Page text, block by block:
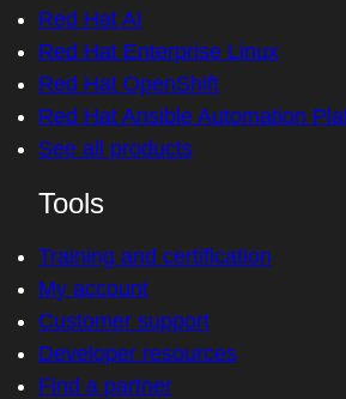
Red Hat AI
Red Hat Enterprise Linux
Red Hat OpenShift
Red Hat Ansible Automation
See all products
Tools
Training and certification
My account
Customer support
Developer resources
Find a partner